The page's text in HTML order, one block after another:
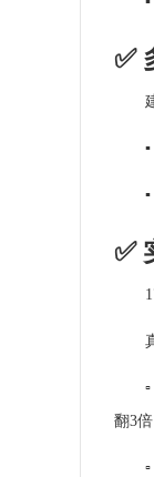
✅
✅
翻3倍